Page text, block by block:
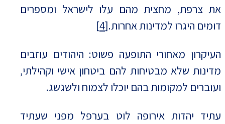
את צרפת, מחצית מהם עלו לישראל ומספרים
דומים היגרו למדינות אחרות.[4]
העיקרון מאחורי התופעה פשוט: היהודים עוזבים
מדינות שלא מבטיחות להם ביטחון אישי וקהילתי,
ועוברים למקומות בהם יוכלו לצמוח ולשגשג.
עתיד יהדות אירופה לוט בערפל מפני שעתיד